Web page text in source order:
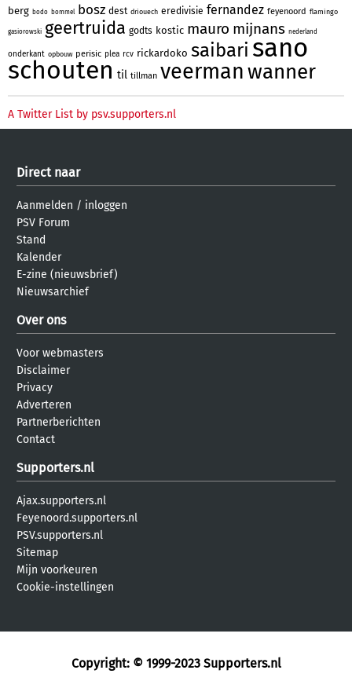
berg bodo bommel bosz dest driouech eredivisie fernandez feyenoord flamingo
gasiorowski geertruida godts kostic mauro mijnans nederland
onderkant opbouw perisic plea rcv rickardoko saibari sano
schouten til tillman veermanwanner
A Twitter List by psv.supporters.nl
Direct naar
Aanmelden / inloggen
PSV Forum
Stand
Kalender
E-zine (nieuwsbrief)
Nieuwsarchief
Over ons
Voor webmasters
Disclaimer
Privacy
Adverteren
Partnerberichten
Contact
Supporters.nl
Ajax.supporters.nl
Feyenoord.supporters.nl
PSV.supporters.nl
Sitemap
Mijn voorkeuren
Cookie-instellingen
Copyright: © 1999-2023 Supporters.nl